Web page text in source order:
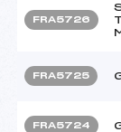
FRA5726
FRA5725
FRA5724